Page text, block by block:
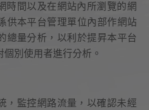
時間以及在網站內所瀏覽的網
供本平台管理單位內部作網站
總量分析，以利於提昇本平台
別使用者進行分析。
，監控網路流量，以確認未經